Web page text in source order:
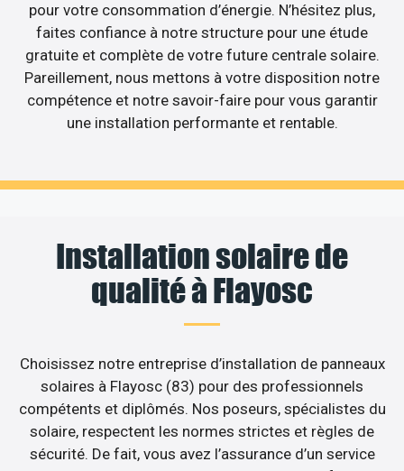
pour votre consommation d’énergie. N’hésitez plus,
faites confiance à notre structure pour une étude
gratuite et complète de votre future centrale solaire.
Pareillement, nous mettons à votre disposition notre
compétence et notre savoir-faire pour vous garantir
une installation performante et rentable.
Installation solaire de
qualité à Flayosc
Choisissez notre entreprise d’installation de panneaux
solaires à Flayosc (83) pour des professionnels
compétents et diplômés. Nos poseurs, spécialistes du
solaire, respectent les normes strictes et règles de
sécurité. De fait, vous avez l’assurance d’un service